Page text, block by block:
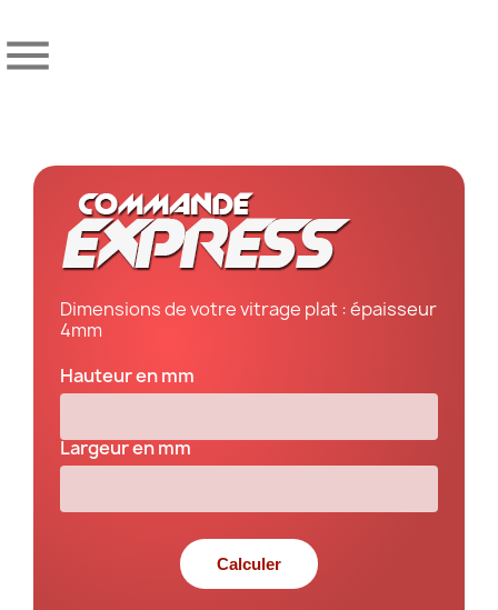

Dimensions de votre vitrage plat : épaisseur
4mm
Hauteur en mm
Largeur en mm
Calculer